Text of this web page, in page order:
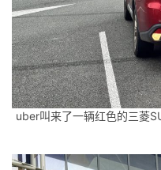
uber叫来了一辆红色的三菱